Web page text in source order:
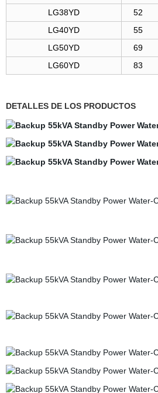
LG38YD
52
LG40YD
55
LG50YD
69
LG60YD
83
DETALLES DE LOS PRODUCTOS